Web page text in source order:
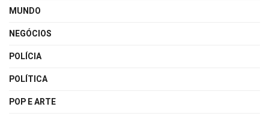
MUNDO
NEGÓCIOS
POLÍCIA
POLÍTICA
POP E ARTE